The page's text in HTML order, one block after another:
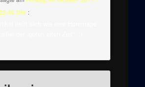
Uhr :